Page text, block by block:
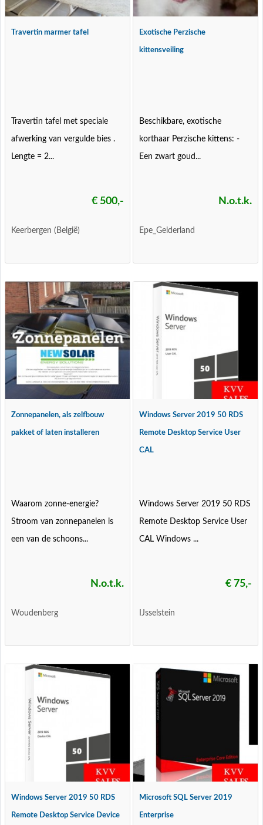
Travertin marmer tafel
Travertin tafel met speciale
afwerking van vergulde bies .
Lengte = 2...
€ 500,-
Keerbergen (België)
Exotische Perzische
kittensveiling
Beschikbare, exotische
korthaar Perzische kittens: -
Een zwart goud...
N.o.t.k.
Epe_Gelderland
Zonnepanelen, als zelfbouw
pakket of laten installeren
Waarom zonne-energie?
Stroom van zonnepanelen is
een van de schoons...
N.o.t.k.
Woudenberg
Windows Server 2019 50 RDS
Remote Desktop Service User
CAL
Windows Server 2019 50 RDS
Remote Desktop Service User
CAL Windows ...
€ 75,-
IJsselstein
Windows Server 2019 50 RDS
Remote Desktop Service Device
Microsoft SQL Server 2019
Enterprise